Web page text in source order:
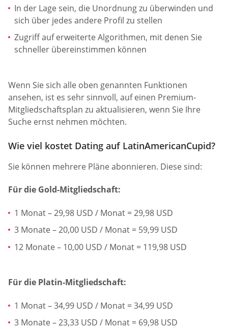
In der Lage sein, die Unordnung zu überwinden und
sich über jedes andere Profil zu stellen
Zugriff auf erweiterte Algorithmen, mit denen Sie
schneller übereinstimmen können
Wenn Sie sich alle oben genannten Funktionen
ansehen, ist es sehr sinnvoll, auf einen Premium-
Mitgliedschaftsplan zu aktualisieren, wenn Sie Ihre
Suche ernst nehmen möchten.
Wie viel kostet Dating auf LatinAmericanCupid?
Sie können mehrere Pläne abonnieren. Diese sind:
Für die Gold-Mitgliedschaft:
1 Monat – 29,98 USD / Monat = 29,98 USD
3 Monate – 20,00 USD / Monat = 59,99 USD
12 Monate – 10,00 USD / Monat = 119,98 USD
Für die Platin-Mitgliedschaft:
1 Monat – 34,99 USD / Monat = 34,99 USD
3 Monate – 23,33 USD / Monat = 69,98 USD